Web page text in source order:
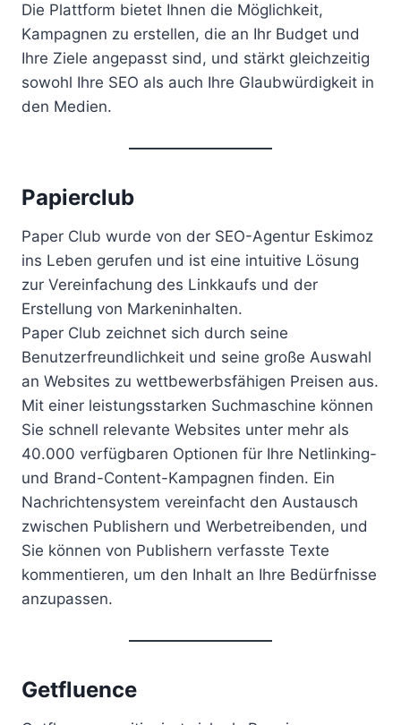
Die Plattform bietet Ihnen die Möglichkeit,
Kampagnen zu erstellen, die an Ihr Budget und
Ihre Ziele angepasst sind, und stärkt gleichzeitig
sowohl Ihre SEO als auch Ihre Glaubwürdigkeit in
den Medien.
Papierclub
Paper Club wurde von der SEO-Agentur Eskimoz
ins Leben gerufen und ist eine intuitive Lösung
zur Vereinfachung des Linkkaufs und der
Erstellung von Markeninhalten.
Paper Club zeichnet sich durch seine
Benutzerfreundlichkeit und seine große Auswahl
an Websites zu wettbewerbsfähigen Preisen aus.
Mit einer leistungsstarken Suchmaschine können
Sie schnell relevante Websites unter mehr als
40.000 verfügbaren Optionen für Ihre Netlinking-
und Brand-Content-Kampagnen finden. Ein
Nachrichtensystem vereinfacht den Austausch
zwischen Publishern und Werbetreibenden, und
Sie können von Publishern verfasste Texte
kommentieren, um den Inhalt an Ihre Bedürfnisse
anzupassen.
Getfluence